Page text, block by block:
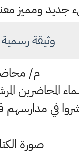
جديد ومميز
وثيقة
م/
في مدارسهم قبل
صورة